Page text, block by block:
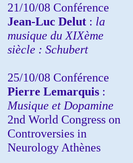
21/10/08 Conférence
Jean-Luc Delut : la
musique du XIXème
siècle : Schubert
25/10/08 Conférence
Pierre Lemarquis :
Musique et Dopamine
2nd World Congress on
Controversies in
Neurology Athènes